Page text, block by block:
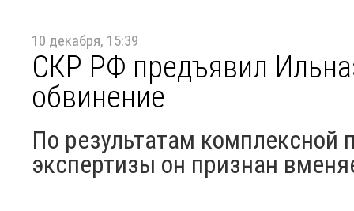
10 декабря, 15:39
СКР РФ предъявил
обвинение
По результатам комплексной
экспертизы он признан